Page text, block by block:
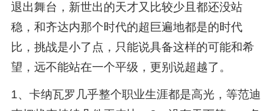
退出舞台，新世出的天才又比较少且都还没站
稳，和齐达内那个时代的超巨遍地都是的时代
比，挑战是小了点，只能说具备这样的可能和希
望，远不能站在一个平级，更别说超越了。
1、卡纳瓦罗几乎整个职业生涯都是高光，等范迪